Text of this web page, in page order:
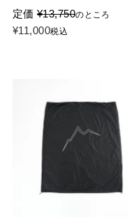
定価 ¥13,750のところ
¥11,000税込